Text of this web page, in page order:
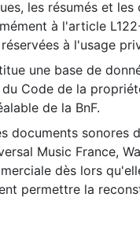
les résumés et
à l'article
à l'usage
une base de
Code de la
de la BnF.
documents sonores
Music France,
dès lors
permettre la